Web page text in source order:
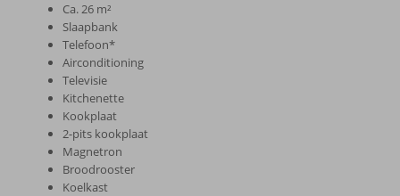
Ca. 26 m²
Slaapbank
Telefoon*
Airconditioning
Televisie
Kitchenette
Kookplaat
2-pits kookplaat
Magnetron
Broodrooster
Koelkast